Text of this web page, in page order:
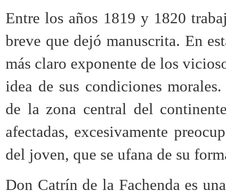
Entre los años 1819 y 1820
breve que dejó manuscrita. En
más claro exponente de los
idea de sus condiciones
de la zona central del
afectadas, excesivamente
del joven, que se ufana de su
Don Catrín de la Fachenda es